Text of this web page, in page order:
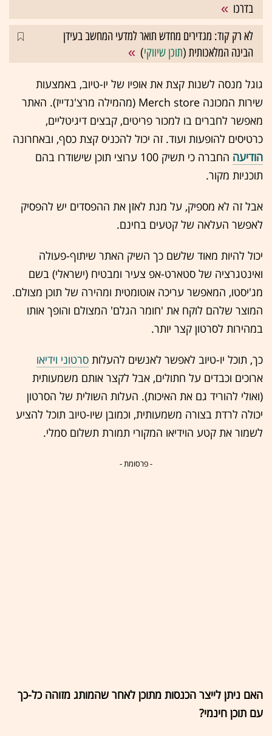
בדרכו
לא רק קוד: מגדירים מחדש תואר למדעי המחשב בעידן
הבינה המלאכותית (תוכן שיווקי)
גוגל מנסה לשנות קצת את אופיו של יו-טיוב, באמצעות
שירות המכונה Merch store (מהמילה מרצ'נדייז). האתר
מאפשר לחברים בו למכור פריטים, קבצים דיגיטליים,
כרטיסים להופעות ועוד. זה יכול להכניס קצת כסף, ובאחרונה
הודיעה
החברה כי תשיק 100 ערוצי תוכן שישודרו בהם
תוכניות מקור.
אבל זה לא מספיק, על מנת לאזן את ההפסדים יש להפסיק
לאפשר העלאה של קטעים בחינם.
יכול להיות מאוד שלשם כך השיק האתר שיתוף-פעולה
ואינטגרציה של סטארט-אפ צעיר ומבטיח (ישראלי) בשם
מג'יסטו, המאפשר עריכה אוטומטית ומהירה של תוכן מצולם.
המוצר שלהם לוקח את 'חומר הגלם' המצולם והופך אותו
במהירות לסרטון קצר יותר.
כך, תוכל יו-טיוב לאפשר לאנשים להעלות סרטוני וידיאו
ארוכים וכבדים על חתולים, אבל לקצר אותם משמעותית
(ואולי להוריד גם את האיכות). העלות השולית של הסרטון
יכולה לרדת בצורה משמעותית, וכמובן שיו-טיוב תוכל להציע
לשמור את קטע הוידיאו המקורי תמורת תשלום סמלי.
- פרסומת -
האם ניתן לייצר הכנסות מתוכן לאחר שהמותג מזוהה כל-כך
עם תוכן חינמי?